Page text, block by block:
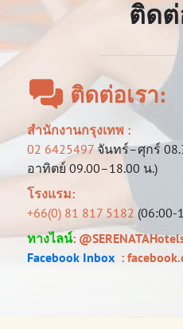
ติดต่
ติดต่อเรา:
สำนักงานกรุงเทพ :
02 6425497จันทร์–ศุกร์
อาทิตย์ 09.00–18.00 น.)
โรงแรม:
+66(0) 81 817 5182 (06:00-
ทางไลน์:
Facebook Inbox :